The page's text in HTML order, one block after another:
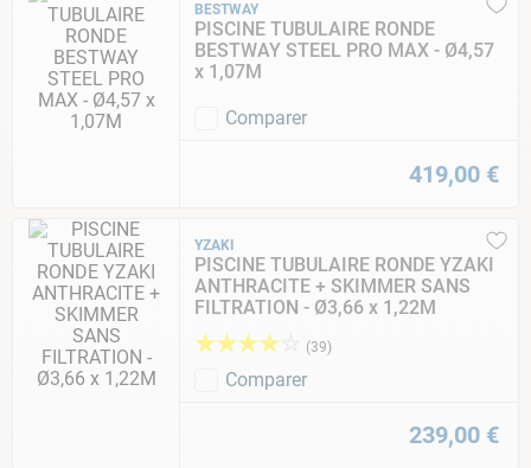
BESTWAY
PISCINE TUBULAIRE RONDE
BESTWAY STEEL PRO MAX - Ø4,57
x 1,07M
Comparer
419,00 €
YZAKI
PISCINE TUBULAIRE RONDE YZAKI
ANTHRACITE + SKIMMER SANS
FILTRATION - Ø3,66 x 1,22M
★★★★ (39)
Comparer
239,00 €